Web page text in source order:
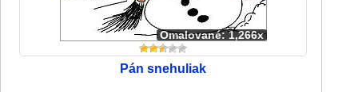
Omalované: 1,266x
Pán snehuliak